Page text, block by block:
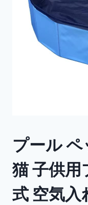
プール
猫 子供用
式 空気